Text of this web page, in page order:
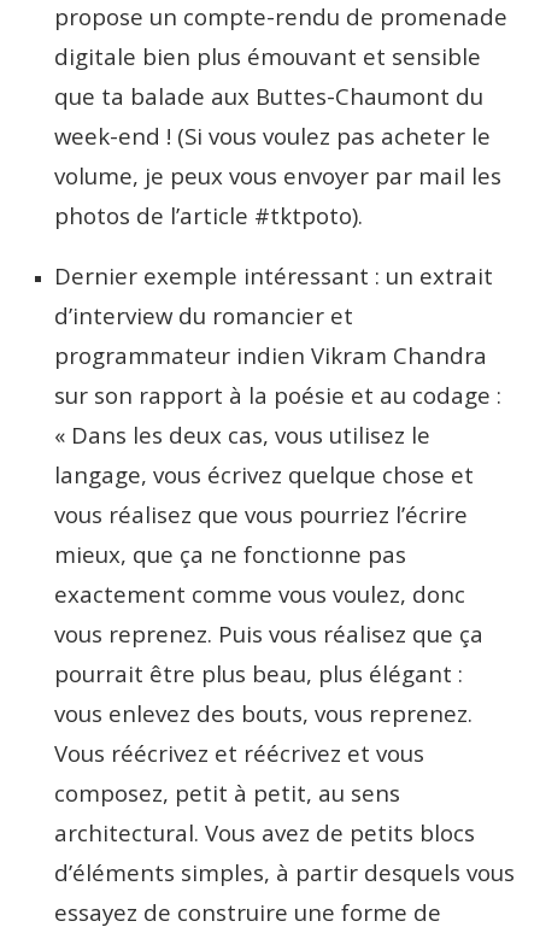
propose un compte-rendu de promenade
digitale bien plus émouvant et sensible
que ta balade aux Buttes-Chaumont du
week-end ! (Si vous voulez pas acheter le
volume, je peux vous envoyer par mail les
photos de l’article #tktpoto).
Dernier exemple intéressant : un extrait
d’interview du romancier et
programmateur indien Vikram Chandra
sur son rapport à la poésie et au codage :
« Dans les deux cas, vous utilisez le
langage, vous écrivez quelque chose et
vous réalisez que vous pourriez l’écrire
mieux, que ça ne fonctionne pas
exactement comme vous voulez, donc
vous reprenez. Puis vous réalisez que ça
pourrait être plus beau, plus élégant :
vous enlevez des bouts, vous reprenez.
Vous réécrivez et réécrivez et vous
composez, petit à petit, au sens
architectural. Vous avez de petits blocs
d’éléments simples, à partir desquels vous
essayez de construire une forme de